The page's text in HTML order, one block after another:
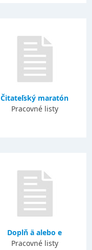
Čitateľský maratón
Pracovné listy
Doplň ä alebo e
Pracovné listy